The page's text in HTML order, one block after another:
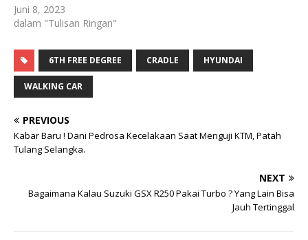
Juni 8, 2023
dalam "Tulisan Ringan"
6TH FREE DEGREE CRADLE HYUNDAI
WALKING CAR
PREVIOUS
Kabar Baru ! Dani Pedrosa Kecelakaan Saat Menguji KTM, Patah
Tulang Selangka.
NEXT
Bagaimana Kalau Suzuki GSX R250 Pakai Turbo ? Yang Lain Bisa
Jauh Tertinggal